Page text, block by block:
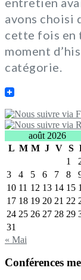
avons choisi
cette fois en
moment
catégorie.
août 2026
L M M J V S
1
3
4 5 6 7 8
10 11 12 13 14 15
17 18 19 20 21 22
24 25 26 27 28 29
31
« Mai
Conférences